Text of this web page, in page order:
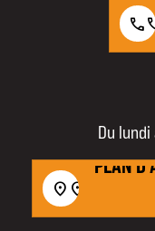
callcall
Du
location_on location_on
PLAN
PLAN